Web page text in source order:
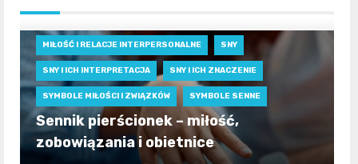
MIŁOŚĆ I RELACJE INTERPERSONALNE SNY
SNY I ICH INTERPRETACJA SNY I ICH ZNACZENIE
SYMBOLE MIŁOŚCI I ZWIĄZKÓW SYMBOLE SENNE
Sennik pierścionek – miłość,
zobowiązania i obietnice